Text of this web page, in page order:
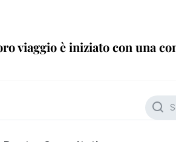
viaggio è iniziato con una